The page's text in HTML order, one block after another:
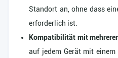
Standort an, ohne dass
erforderlich ist.
Kompatibilität mit
auf jedem Gerät mit einem